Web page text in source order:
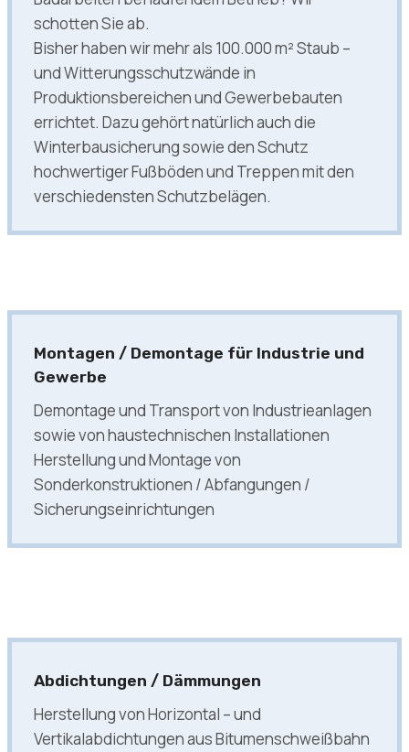
schotten Sie ab.
Bisher haben wir mehr als 100.000 m² Staub –
und Witterungsschutzwände in
Produktionsbereichen und Gewerbebauten
errichtet. Dazu gehört natürlich auch die
Winterbausicherung sowie den Schutz
hochwertiger Fußböden und Treppen mit den
verschiedensten Schutzbelägen.
Montagen / Demontage für Industrie und
Gewerbe
Demontage und Transport von Industrieanlagen
sowie von haustechnischen Installationen
Herstellung und Montage von
Sonderkonstruktionen / Abfangungen /
Sicherungseinrichtungen
Abdichtungen / Dämmungen
Herstellung von Horizontal – und
Vertikalabdichtungen aus Bitumenschweißbahn